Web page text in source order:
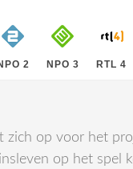
2 NPO 3 RTL 4
op voor het
op het spel